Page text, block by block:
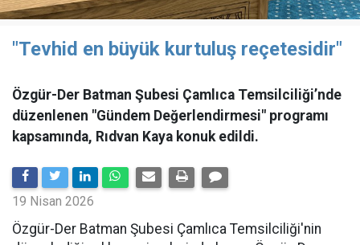
"Tevhid en büyük kurtuluş reçetesidir"
Özgür-Der Batman Şubesi Çamlıca Temsilciliği’nde
düzenlenen "Gündem Değerlendirmesi" programı
kapsamında, Rıdvan Kaya konuk edildi.
19 Nisan 2026
​Özgür-Der Batman Şubesi Çamlıca Temsilciliği'nin